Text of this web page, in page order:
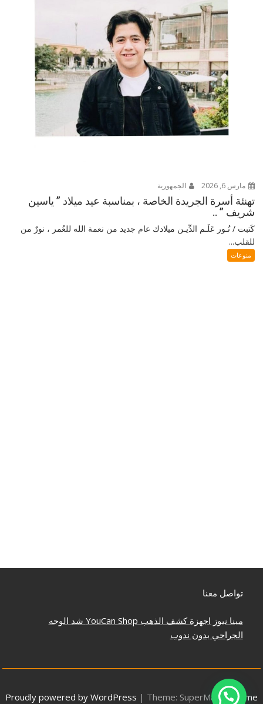
مارس 6, 2026 الجمهورية
تهنئة أسرة الجريدة الخاصة ، بمناسبة عيد ميلاد ” ياسين
شريف ” ..
كَتبت / نُـور عَلَـم الدِّيـن ميلادك عام جديد من نعمة الله للعُمر ، نورٌ من
للقلب...
منوعات
تواصل معنا
مينا نيوز اجهزة كشف الذهب YouCan Shop شد الوجه
الجراحي بدون ندوب
Proudly powered by WordPress | Theme: SuperMag by Acme